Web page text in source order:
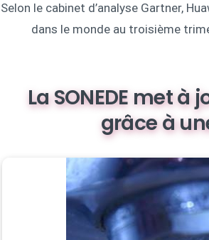
Selon le cabinet d’analyse Gartner,
dans le monde au troisième
La SONEDE met
grâce à